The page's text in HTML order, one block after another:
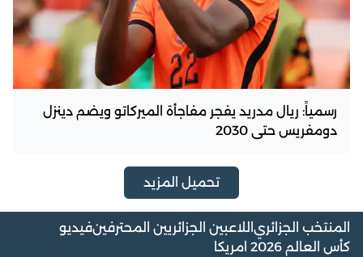
رسمياً: ريال مدريد يفجر مفاجأة الميركاتو ويضم دينزل
دومفريس حتى 2030
تحميل المزيد
المنتخب الجزائري اللاعبين الجزائريين المحترفينفيديو
كأس العالم 2026 امريكا